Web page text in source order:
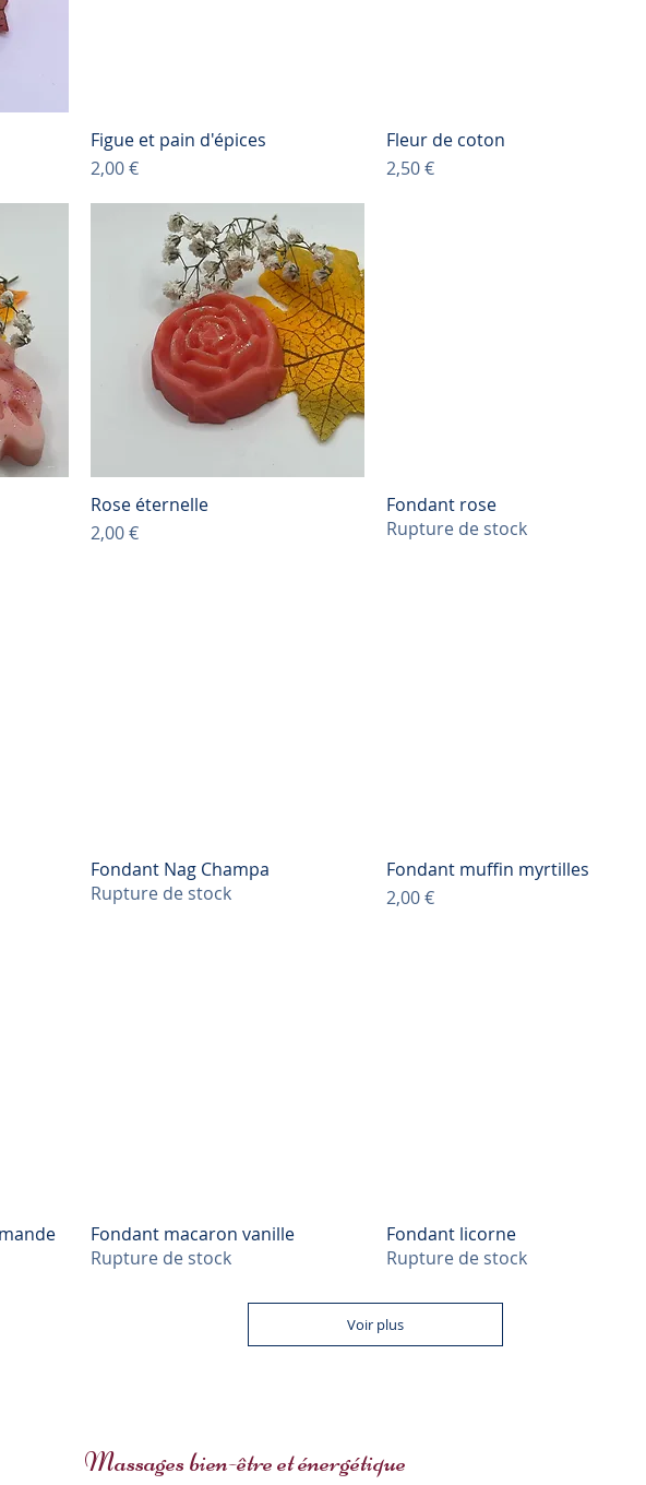
Figue et pain d'épices
Prix
2,00 €
Fleur de coton
Prix
2,50 €
Rose éternelle
Prix
2,00 €
Fondant rose
Rupture de stock
Fondant Nag Champa
Rupture de stock
Fondant muffin myrtilles
Prix
2,00 €
Fondant macaron vanille
Rupture de stock
Fondant licorne
Rupture de stock
Voir plus
Massages bien-être et énergétique